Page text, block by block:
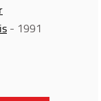
- 1991